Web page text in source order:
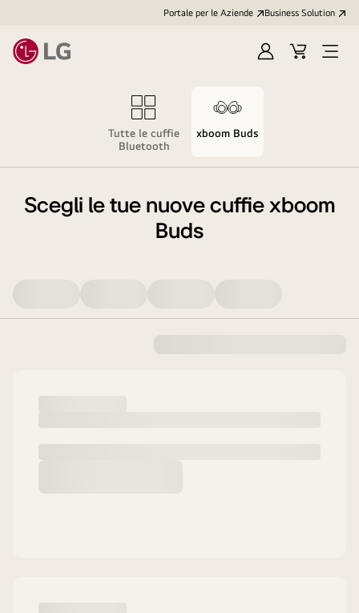
Portale per le Aziende Business Solution
AccediCart
Open
Tutte le cuffie
Bluetooth
xboom Buds
Scegli le tue nuove cuffie xboom
Buds